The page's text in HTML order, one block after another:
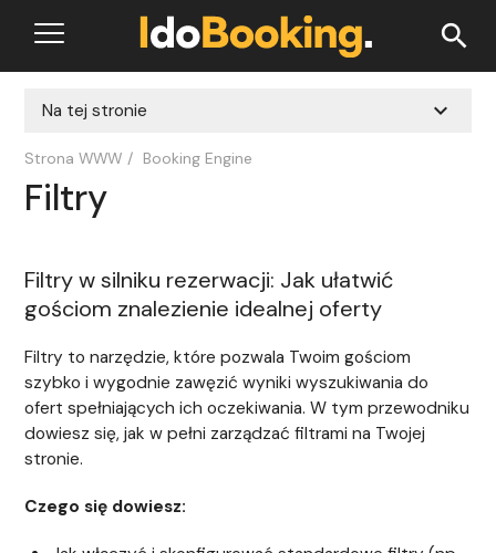
search
Na tej stronie expand_more
Strona WWW / Booking Engine
Filtry
Filtry w silniku rezerwacji: Jak ułatwić
gościom znalezienie idealnej oferty
Filtry to narzędzie, które pozwala Twoim gościom
szybko i wygodnie zawęzić wyniki wyszukiwania do
ofert spełniających ich oczekiwania. W tym przewodniku
dowiesz się, jak w pełni zarządzać filtrami na Twojej
stronie.
Czego się dowiesz: